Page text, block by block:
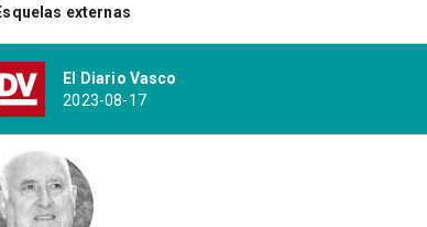
externas
El Diario Vasco
2023-08-17